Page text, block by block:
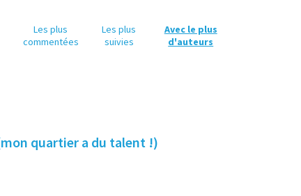
Les plus
commentées
Les plus
suivies
Avec le plus
d'auteurs
quartier a du talent !)